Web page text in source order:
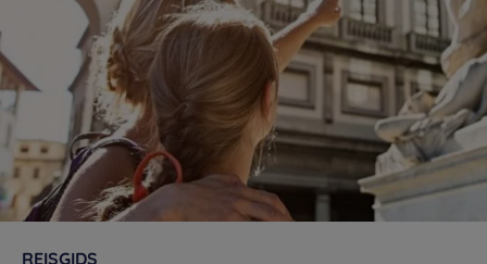
REISGIDS